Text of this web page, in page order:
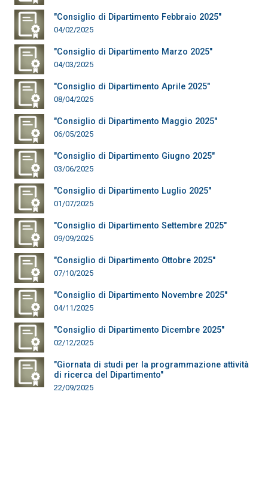
"Consiglio di Dipartimento Febbraio 2025"
04/02/2025
"Consiglio di Dipartimento Marzo 2025"
04/03/2025
"Consiglio di Dipartimento Aprile 2025"
08/04/2025
"Consiglio di Dipartimento Maggio 2025"
06/05/2025
"Consiglio di Dipartimento Giugno 2025"
03/06/2025
"Consiglio di Dipartimento Luglio 2025"
01/07/2025
"Consiglio di Dipartimento Settembre 2025"
09/09/2025
"Consiglio di Dipartimento Ottobre 2025"
07/10/2025
"Consiglio di Dipartimento Novembre 2025"
04/11/2025
"Consiglio di Dipartimento Dicembre 2025"
02/12/2025
"Giornata di studi per la programmazione attività
di ricerca del Dipartimento"
22/09/2025